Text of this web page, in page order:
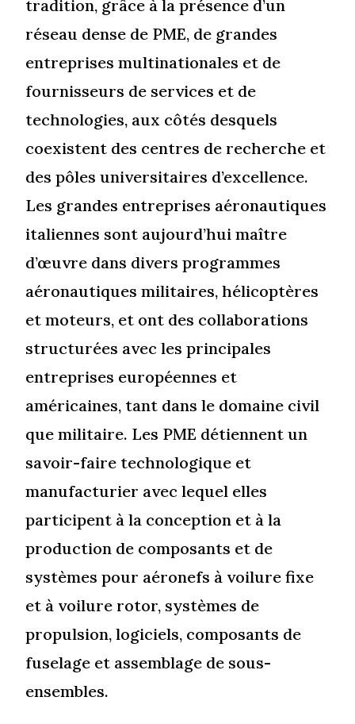
tradition, grâce à la présence d’un
réseau dense de PME, de grandes
entreprises multinationales et de
fournisseurs de services et de
technologies, aux côtés desquels
coexistent des centres de recherche et
des pôles universitaires d’excellence.
Les grandes entreprises aéronautiques
italiennes sont aujourd’hui maître
d’œuvre dans divers programmes
aéronautiques militaires, hélicoptères
et moteurs, et ont des collaborations
structurées avec les principales
entreprises européennes et
américaines, tant dans le domaine civil
que militaire. Les PME détiennent un
savoir-faire technologique et
manufacturier avec lequel elles
participent à la conception et à la
production de composants et de
systèmes pour aéronefs à voilure fixe
et à voilure rotor, systèmes de
propulsion, logiciels, composants de
fuselage et assemblage de sous-
ensembles.